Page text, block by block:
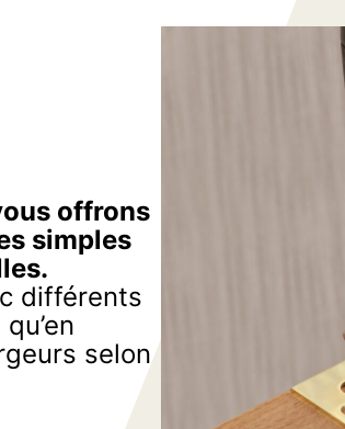
offrons
simples
différents
selon